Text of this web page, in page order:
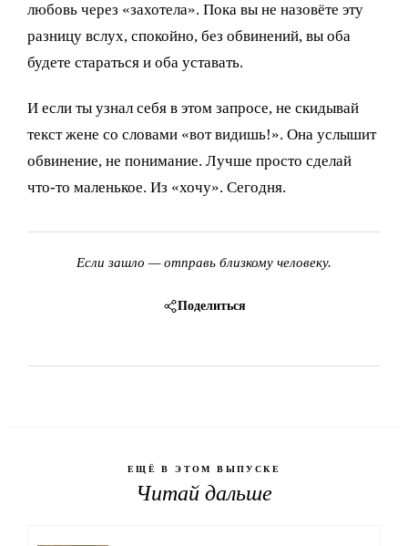
любовь через «захотела». Пока вы не назовёте эту
разницу вслух, спокойно, без обвинений, вы оба
будете стараться и оба уставать.
И если ты узнал себя в этом запросе, не скидывай
текст жене со словами «вот видишь!». Она услышит
обвинение, не понимание. Лучше просто сделай
что-то маленькое. Из «хочу». Сегодня.
Если зашло — отправь близкому человеку.
Поделиться
ЕЩЁ В ЭТОМ ВЫПУСКЕ
Читай дальше